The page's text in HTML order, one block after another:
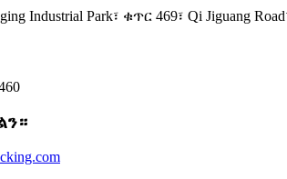
Industrial Park፣ ቁጥር 469፣ Qi Jiguang